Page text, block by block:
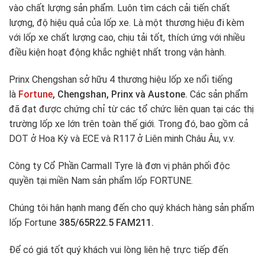
vào chất lượng sản phẩm. Luôn tìm cách cải tiến chất
lượng, độ hiệu quả của lốp xe. Là một thương hiệu đi kèm
với lốp xe chất lượng cao, chịu tải tốt, thích ứng với nhiều
điều kiện hoạt động khắc nghiệt nhất trong vận hành.
Prinx Chengshan sở hữu 4 thương hiệu lốp xe nổi tiếng
là Fortune, Chengshan, Prinx và Austone. Các sản phẩm
đã đạt được chứng chỉ từ các tổ chức liên quan tại các thị
trường lốp xe lớn trên toàn thế giới. Trong đó, bao gồm cả
DOT ở Hoa Kỳ và ECE và R117 ở Liên minh Châu Âu, v.v.
Công ty Cổ Phần Carmall Tyre là đơn vị phân phối độc
quyền tại miền Nam sản phẩm lốp FORTUNE.
Chúng tôi hân hạnh mang đến cho quý khách hàng sản phẩm
lốp Fortune 385/65R22.5 FAM211.
Để có giá tốt quý khách vui lòng liên hệ trực tiếp đến